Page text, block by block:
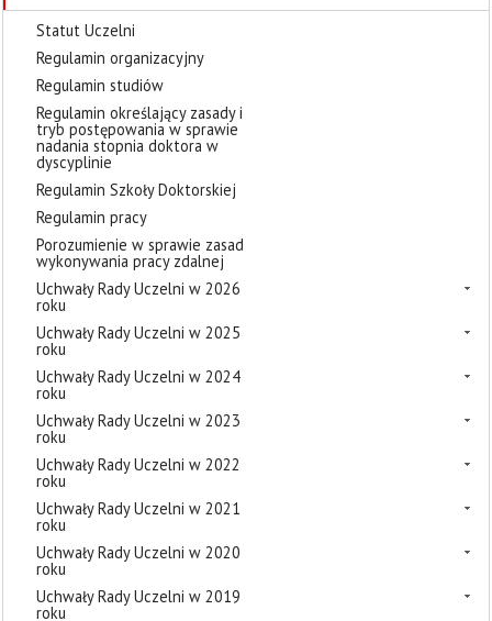
Statut Uczelni
Regulamin organizacyjny
Regulamin studiów
Regulamin określający zasady i
tryb postępowania w sprawie
nadania stopnia doktora w
dyscyplinie
Regulamin Szkoły Doktorskiej
Regulamin pracy
Porozumienie w sprawie zasad
wykonywania pracy zdalnej
Uchwały Rady Uczelni w 2026
roku
Uchwały Rady Uczelni w 2025
roku
Uchwały Rady Uczelni w 2024
roku
Uchwały Rady Uczelni w 2023
roku
Uchwały Rady Uczelni w 2022
roku
Uchwały Rady Uczelni w 2021
roku
Uchwały Rady Uczelni w 2020
roku
Uchwały Rady Uczelni w 2019
roku